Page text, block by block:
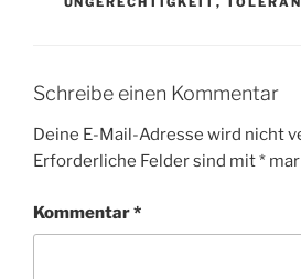
Schreibe einen Kommentar
Deine E-Mail-Adresse wird nicht
Erforderliche Felder sind mit*
Kommentar*